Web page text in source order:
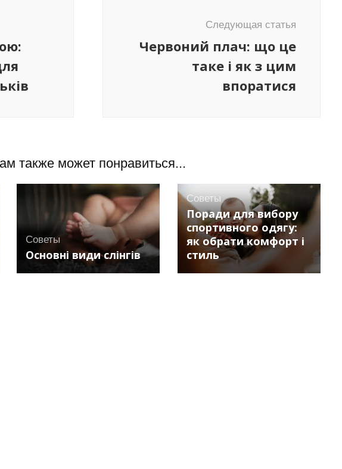
Следующая статья
Червоний плач: що це
таке і як з цим
впоратися
также может понравиться...
Советы
Основні види слінгів
Советы
Поради для вибору
спортивного одягу:
як обрати комфорт і
стиль